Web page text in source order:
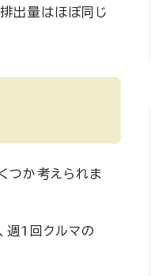
出量はほぼ同じ
つか考えられま
週1回クルマの